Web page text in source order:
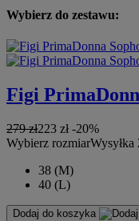
Wybierz do zestawu:
Figi
279 zł223 zł-20%
Wybierz rozmiarWysyłka
38 (M)
40 (L)
Dodaj do koszyka